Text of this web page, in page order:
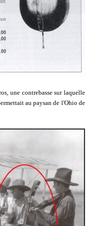
une contrebasse sur laquelle
au paysan de l'Ohio de